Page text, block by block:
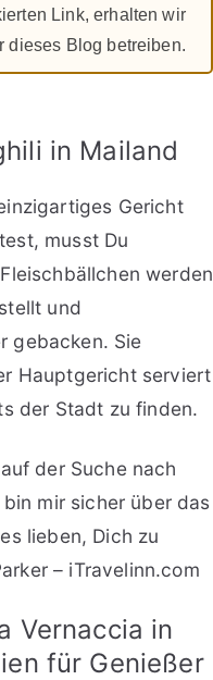
Link, erhalten wir
dieses Blog betreiben.
in Mailand
Gericht
musst Du
werden
und
gebacken. Sie
Hauptgericht serviert
der Stadt zu finden.
der Suche nach
mir sicher über das
lieben, Dich zu
– iTravelinn.com
Vernaccia in
für Genießer